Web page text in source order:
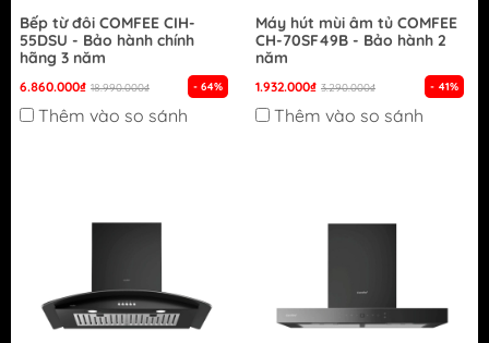
Bếp từ đôi COMFEE CIH-
55DSU - Bảo hành chính
hãng 3 năm
6.860.000₫ 18.990.000₫ - 64%
Thêm vào so sánh
Máy hút mùi âm tủ COMFEE
CH-70SF49B - Bảo hành 2
năm
1.932.000₫ 3.290.000₫ - 41%
Thêm vào so sánh